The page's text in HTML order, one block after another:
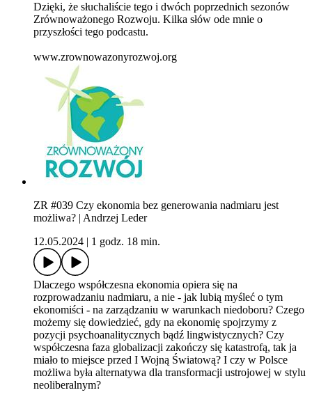
Dzięki, że słuchaliście tego i dwóch poprzednich sezonów
Zrównoważonego Rozwoju. Kilka słów ode mnie o
przyszłości tego podcastu.
www.zrownowazonyrozwoj.org
ZR #039 Czy ekonomia bez generowania nadmiaru jest
możliwa? | Andrzej Leder
12.05.2024
1 godz. 18 min.
Dlaczego współczesna ekonomia opiera się na
rozprowadzaniu nadmiaru, a nie - jak lubią myśleć o tym
ekonomiści - na zarządzaniu w warunkach niedoboru? Czego
możemy się dowiedzieć, gdy na ekonomię spojrzymy z
pozycji psychoanalitycznych bądź lingwistycznych? Czy
współczesna faza globalizacji zakończy się katastrofą, tak ja
miało to miejsce przed I Wojną Światową? I czy w Polsce
możliwa była alternatywa dla transformacji ustrojowej w stylu
neoliberalnym?